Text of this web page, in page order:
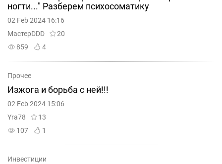
ногти..." Разберем психосоматику
02 Feb 2024 16:16
МастерDDD
20
859
4
Прочее
Изжога и борьба с ней!!!
02 Feb 2024 15:06
Yra78
13
107
1
Инвестиции